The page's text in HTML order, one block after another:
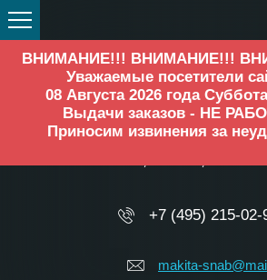
ВНИМАНИЕ!!! ВНИМАНИЕ!!!
Уважаемые посетители
08 Августа 2026 года
Выдачи заказов - НЕ
Приносим извинения за
ОФИЦИАЛЬНЫЙ
+7 (495) 215-02-
makita-